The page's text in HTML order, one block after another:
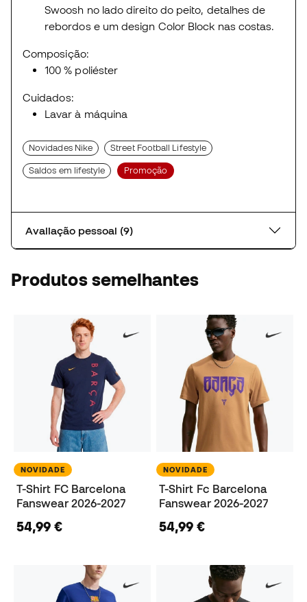
Swoosh no lado direito do peito, detalhes de
rebordos e um design Color Block nas costas.
Composição:
100 % poliéster
Cuidados:
Lavar à máquina
Novidades Nike Street Football Lifestyle
Saldos em lifestyle Promoção
Avaliação pessoal (9)
Produtos semelhantes
NOVIDADE
T-Shirt FC Barcelona
Fanswear 2026-2027
54,99 €
NOVIDADE
T-Shirt Fc Barcelona
Fanswear 2026-2027
54,99 €